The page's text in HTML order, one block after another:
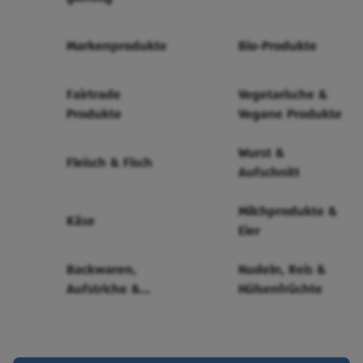
Markenprodukte Bio-Produkte
Fairtrade
Produkte
Vegetarische &
Vegane Produkte
Fleisch & Fisch
Wurst &
Aufschnitt
Käse
Milchprodukte &
Eier
Backwaren,
Aufstriche &
Nudeln, Reis &
Hülsenfrüchte